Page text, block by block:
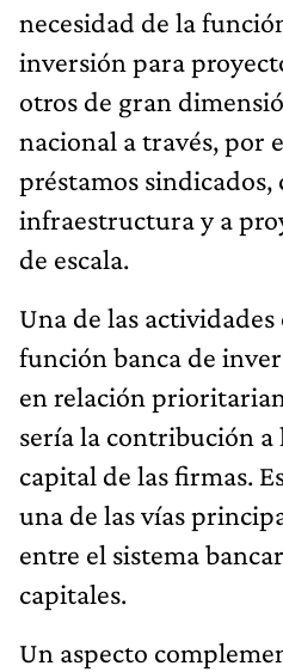
necesidad de la
inversión para
otros de gran
nacional a través, por
préstamos sindicados,
infraestructura y a
de escala.
Una de las actividades
función banca de
en relación
sería la contribución
capital de las firmas.
una de las vías
entre el sistema
capitales.
Un aspecto